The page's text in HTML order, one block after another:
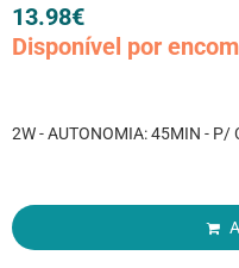
13.98€
Disponível por
2W - AUTONOMIA: 45MIN - P/